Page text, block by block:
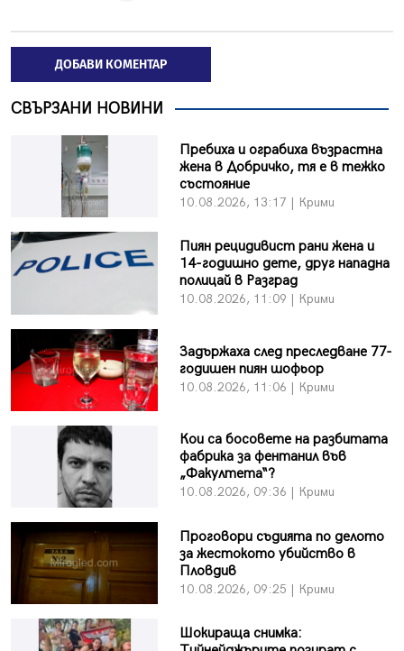
ДОБАВИ КОМЕНТАР
СВЪРЗАНИ НОВИНИ
Пребиха и ограбиха възрастна
жена в Добричко, тя е в тежко
състояние
10.08.2026, 13:17 | Крими
Пиян рецидивист рани жена и
14-годишно дете, друг нападна
полицай в Разград
10.08.2026, 11:09 | Крими
Задържаха след преследване 77-
годишен пиян шофьор
10.08.2026, 11:06 | Крими
Кои са босовете на разбитата
фабрика за фентанил във
„Факултета“?
10.08.2026, 09:36 | Крими
Проговори съдията по делото
за жестокото убийство в
Пловдив
10.08.2026, 09:25 | Крими
Шокираща снимка: